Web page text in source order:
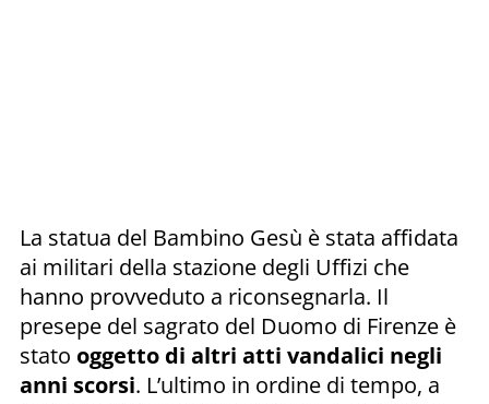
La statua del Bambino Gesù è stata affidata
ai militari della stazione degli Uffizi che
hanno provveduto a riconsegnarla. Il
presepe del sagrato del Duomo di Firenze è
stato oggetto di altri atti vandalici negli
anni scorsi. L’ultimo in ordine di tempo, a